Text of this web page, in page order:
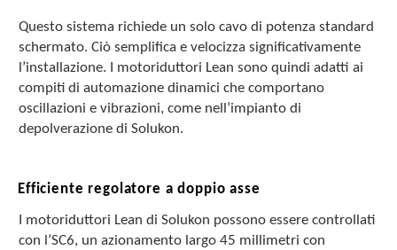
Questo sistema richiede un solo cavo di potenza standard
schermato. Ciò semplifica e velocizza significativamente
l’installazione. I motoriduttori Lean sono quindi adatti ai
compiti di automazione dinamici che comportano
oscillazioni e vibrazioni, come nell’impianto di
depolverazione di Solukon.
Efficiente regolatore a doppio asse
I motoriduttori Lean di Solukon possono essere controllati
con l’SC6, un azionamento largo 45 millimetri con